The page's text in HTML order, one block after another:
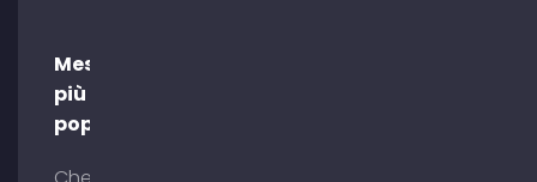
Messaggi
più
popolari